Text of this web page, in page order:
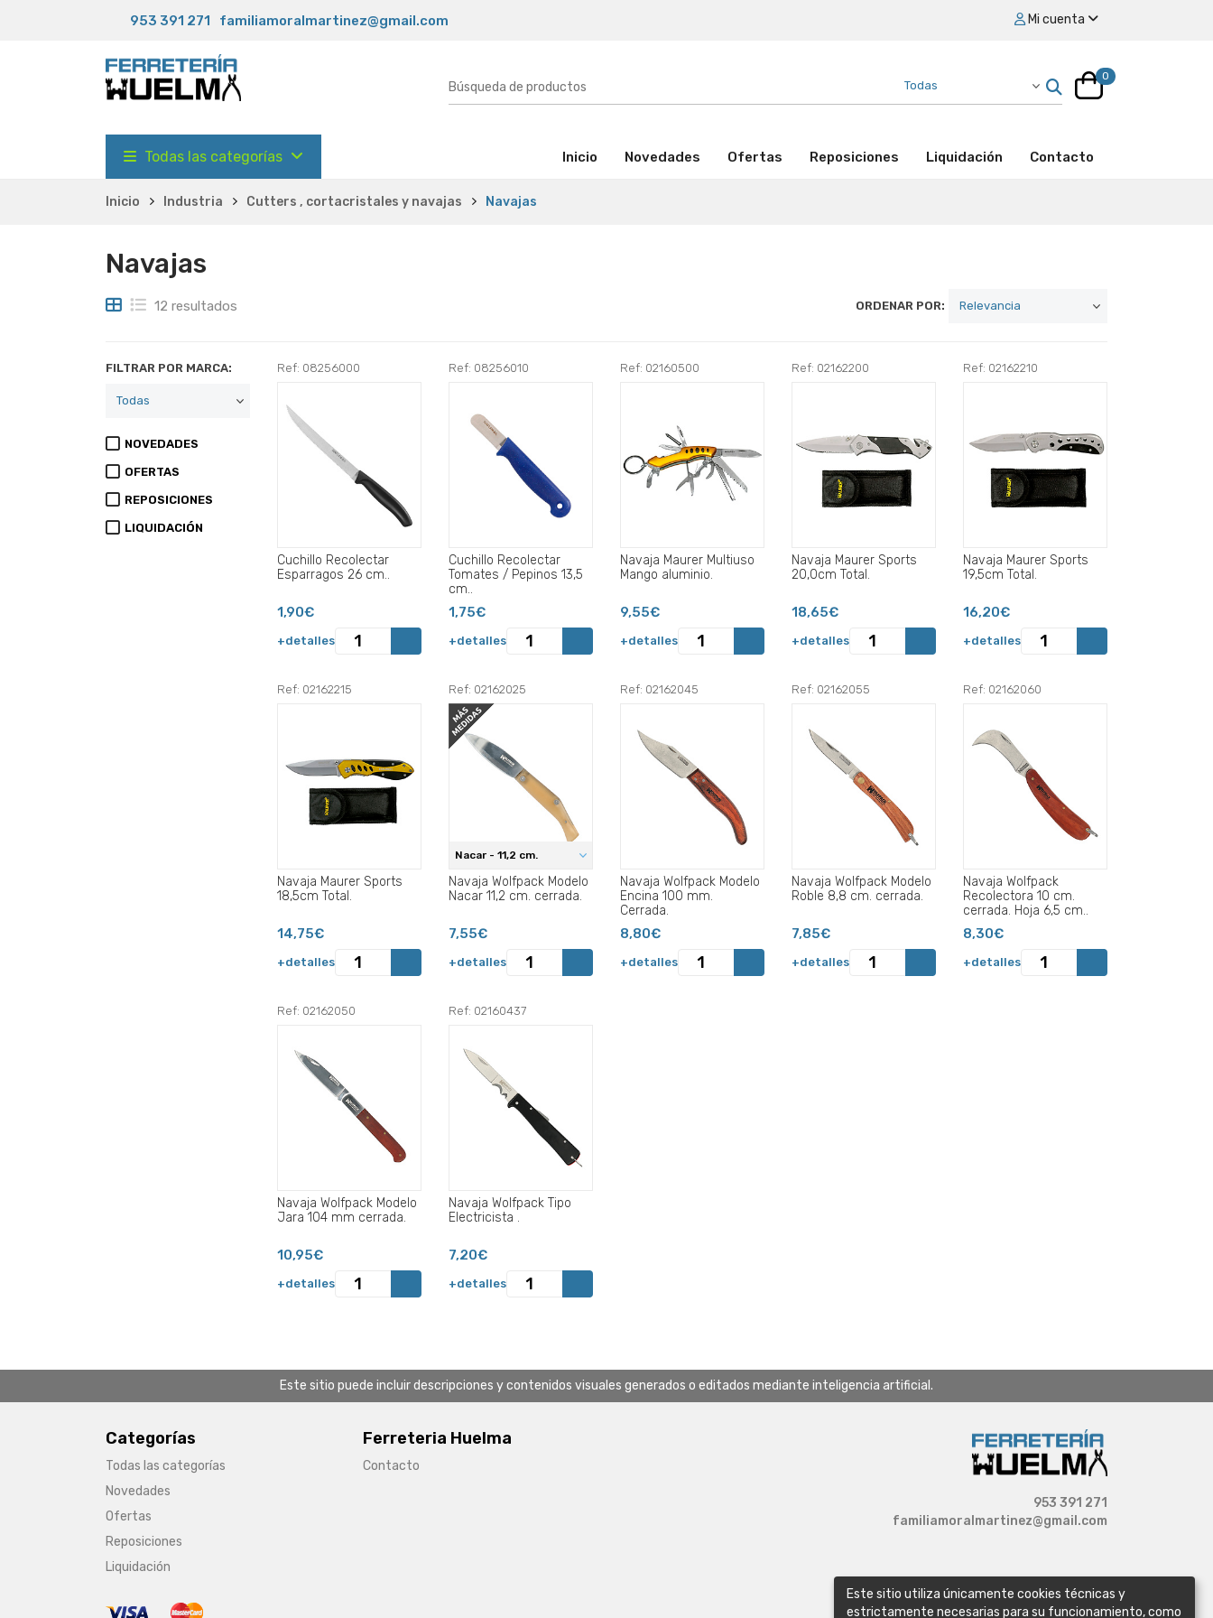
953 391 271 familiamoralmartinez@gmail.com Mi cuenta
0
Todas las categorías Inicio (activo)Novedades Ofertas Reposiciones Liquidación Contacto
Inicio Industria Cutters , cortacristales y navajas Navajas
Navajas
12 resultados ORDENAR POR:
FILTRAR POR MARCA:
NOVEDADES
OFERTAS
REPOSICIONES
LIQUIDACIÓN
Ref: 08256000
Cuchillo Recolectar
Esparragos 26 cm..
1,90€
+detalles
Ref: 08256010
Cuchillo Recolectar
Tomates / Pepinos 13,5
cm..
1,75€
+detalles
Ref: 02160500
Navaja Maurer Multiuso
Mango aluminio.
9,55€
+detalles
Ref: 02162200
Navaja Maurer Sports
20,0cm Total.
18,65€
+detalles
Ref: 02162210
Navaja Maurer Sports
19,5cm Total.
16,20€
+detalles
Ref: 02162215
Navaja Maurer Sports
18,5cm Total.
14,75€
+detalles
Ref: 02162025
Nacar - 11,2 cm.
Navaja Wolfpack Modelo
Nacar 11,2 cm. cerrada.
7,55€
+detalles
Ref: 02162045
Navaja Wolfpack Modelo
Encina 100 mm.
Cerrada.
8,80€
+detalles
Ref: 02162055
Navaja Wolfpack Modelo
Roble 8,8 cm. cerrada.
7,85€
+detalles
Ref: 02162060
Navaja Wolfpack
Recolectora 10 cm.
cerrada. Hoja 6,5 cm..
8,30€
+detalles
Ref: 02162050
Navaja Wolfpack Modelo
Jara 104 mm cerrada.
10,95€
+detalles
Ref: 02160437
Navaja Wolfpack Tipo
Electricista .
7,20€
+detalles
Este sitio puede incluir descripciones y contenidos visuales generados o editados mediante inteligencia artificial.
Categorías
Todas las categorías
Novedades
Ofertas
Reposiciones
Liquidación
Ferreteria Huelma
Contacto
953 391 271
familiamoralmartinez@gmail.com
Este sitio utiliza únicamente cookies técnicas y
estrictamente necesarias para su funcionamiento, como